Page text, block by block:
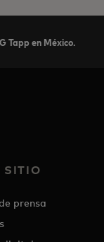
Tapp en México.
SITIO
prensa